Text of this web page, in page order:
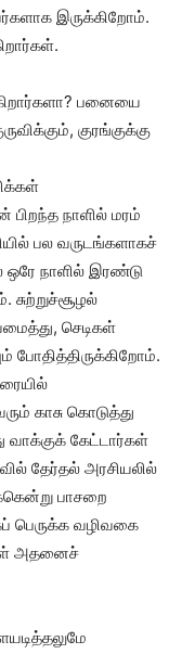
இருக்கிறோம்.
பனையை
குரங்குக்கு
நாளில் மரம்
பல வருடங்களாகச்
ஒரே நாளில் இரண்டு
செடிகள்
போதித்திருக்கிறோம்.
காசு கொடுத்து
வாக்குக் கேட்டார்கள்
தேர்தல் அரசியலில்
பாசறை
பெருக்க வழிவகை
அதனைச்